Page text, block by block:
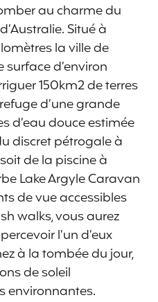
au charme du
Situé à
la ville de
surface d’environ
150km2 de terres
d’une grande
d’eau douce estimée
discret pétrogale à
de la piscine à
Lake Argyle Caravan
de vue accessibles
walks, vous aurez
l’un d’eux
à la tombée du jour,
de soleil
environnantes.